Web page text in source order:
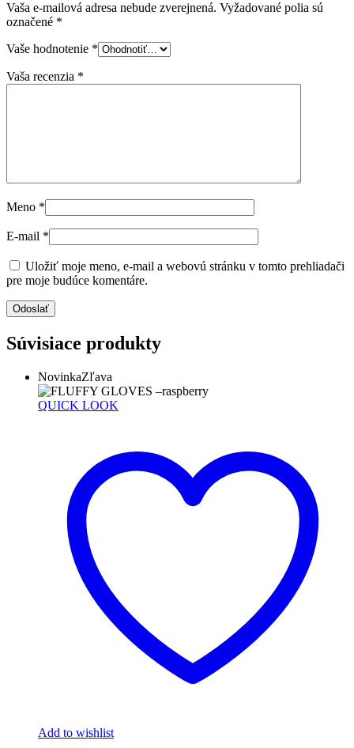
Vaša e-mailová adresa nebude zverejnená. Vyžadované polia sú
označené *
Vaše hodnotenie *
Vaša recenzia *
Meno *
E-mail *
Uložiť moje meno, e-mail a webovú stránku v tomto prehliadači
pre moje budúce komentáre.
Súvisiace produkty
NovinkaZľava
QUICK LOOK
Add to wishlist